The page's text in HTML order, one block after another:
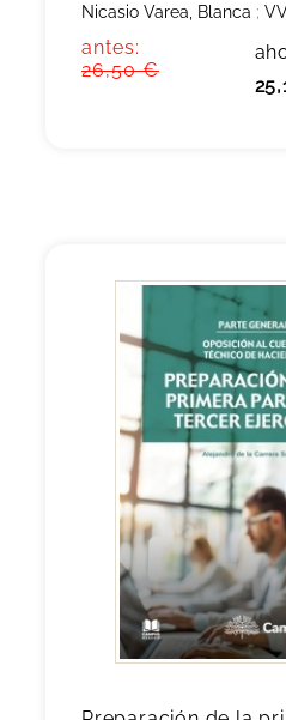
Nicasio Varea, Blanca ;
antes:
26,50 €